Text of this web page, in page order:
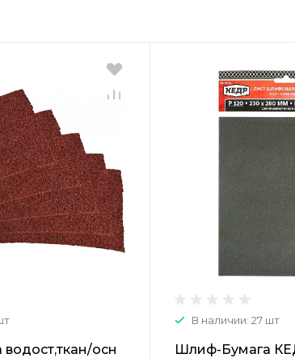
осн
В наличии: 27 шт
Шлиф-Бумага